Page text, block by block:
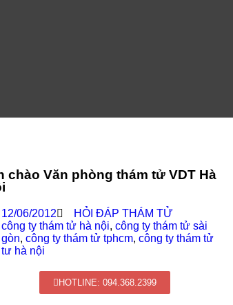
chào Văn phòng thám tử VDT Hà
12/06/2012
HỎI ĐÁP THÁM TỬ
công ty thám tử hà nội, công ty thám tử sài
gòn, công ty thám tử tphcm, công ty thám tử
tư hà nội
HOTLINE: 094.368.2399